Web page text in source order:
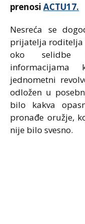
prenosi ACTU17.
Nesreća se
prijatelja roditelja
oko selidbe
jednometni
odložen u
bilo kakva
pronađe oružje,
nije bilo svesno.